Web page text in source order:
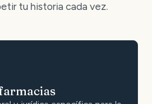
tu historia cada vez.